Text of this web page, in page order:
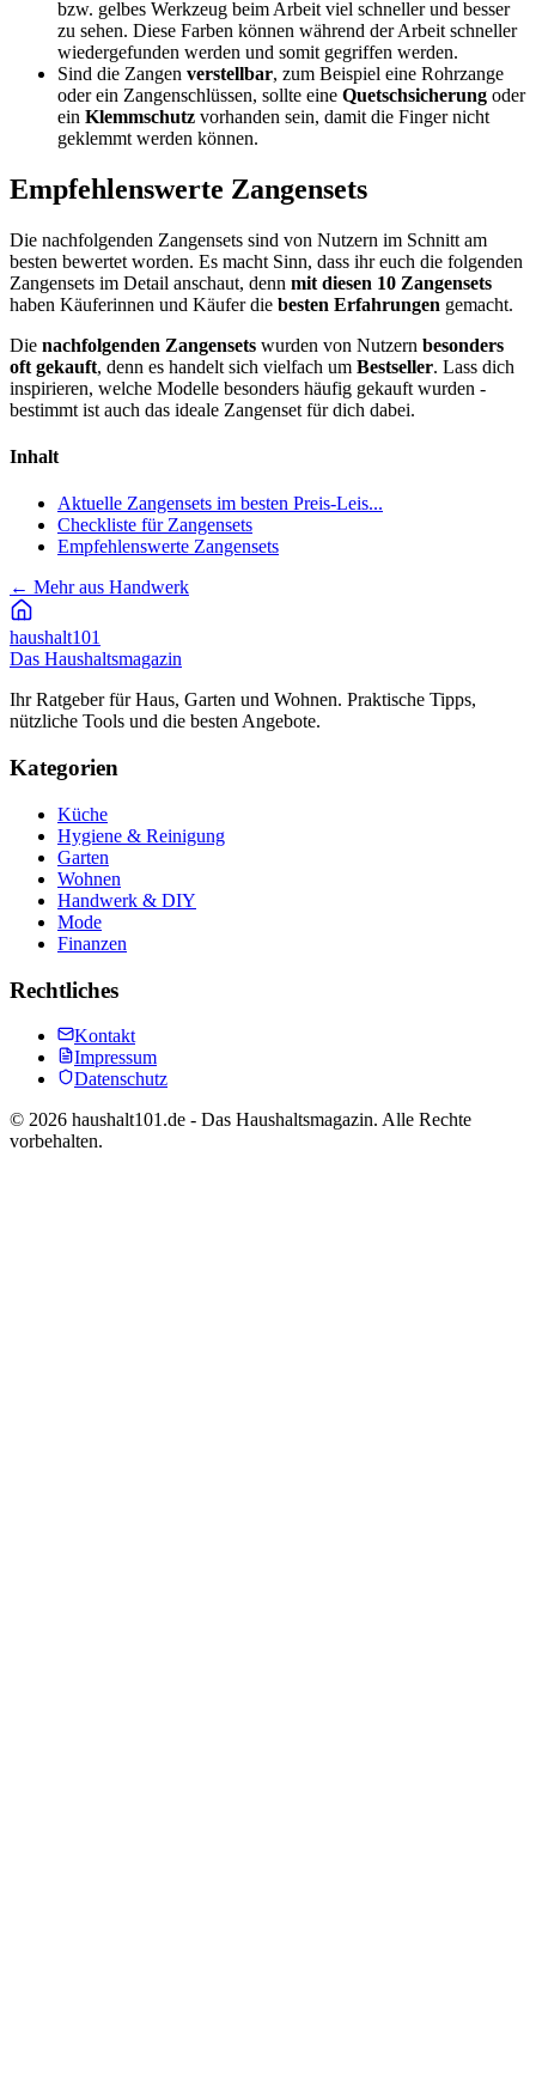
bzw. gelbes Werkzeug beim Arbeit viel schneller und besser
zu sehen. Diese Farben können während der Arbeit schneller
wiedergefunden werden und somit gegriffen werden.
Sind die Zangen verstellbar, zum Beispiel eine Rohrzange
oder ein Zangenschlüssen, sollte eine Quetschsicherung oder
ein Klemmschutz vorhanden sein, damit die Finger nicht
geklemmt werden können.
Empfehlenswerte Zangensets
Die nachfolgenden Zangensets sind von Nutzern im Schnitt am
besten bewertet worden. Es macht Sinn, dass ihr euch die folgenden
Zangensets im Detail anschaut, denn mit diesen 10 Zangensets
haben Käuferinnen und Käufer die besten Erfahrungen gemacht.
Die nachfolgenden Zangensets wurden von Nutzern besonders
oft gekauft, denn es handelt sich vielfach um Bestseller. Lass dich
inspirieren, welche Modelle besonders häufig gekauft wurden -
bestimmt ist auch das ideale Zangenset für dich dabei.
Inhalt
Aktuelle Zangensets im besten Preis-Leis...
Checkliste für Zangensets
Empfehlenswerte Zangensets
← Mehr aus Handwerk
haushalt101
Das Haushaltsmagazin
Ihr Ratgeber für Haus, Garten und Wohnen. Praktische Tipps,
nützliche Tools und die besten Angebote.
Kategorien
Küche
Hygiene & Reinigung
Garten
Wohnen
Handwerk & DIY
Mode
Finanzen
Rechtliches
Kontakt
Impressum
Datenschutz
© 2026 haushalt101.de - Das Haushaltsmagazin. Alle Rechte
vorbehalten.